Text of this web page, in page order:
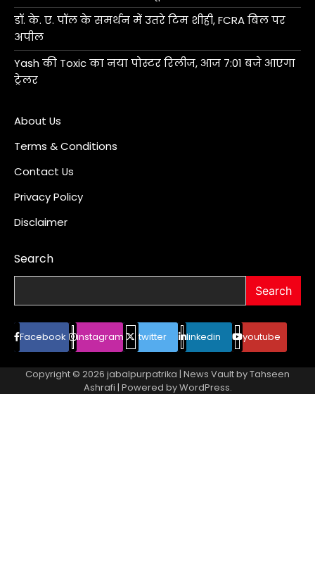
डॉ. के. ए. पॉल के समर्थन में उतरे टिम शीही, FCRA बिल पर
अपील
Yash की Toxic का नया पोस्टर रिलीज, आज 7:01 बजे आएगा
ट्रेलर
About Us
Terms & Conditions
Contact Us
Privacy Policy
Disclaimer
Search
Search
Facebook instagram twitter linkedin youtube
Copyright © 2026 jabalpurpatrika | News Vault byTahseen
Ashrafi | Powered byWordPress.